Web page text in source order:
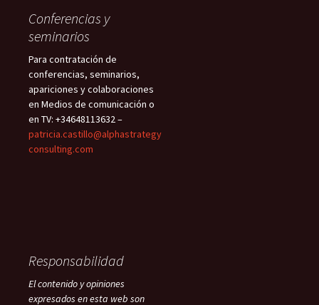
Conferencias y
seminarios
Para contratación de
conferencias, seminarios,
apariciones y colaboraciones
en Medios de comunicación o
en TV: +34648113632 –
patricia.castillo@alphastrategy
consulting.com
Responsabilidad
El contenido y opiniones
expresados en esta web son